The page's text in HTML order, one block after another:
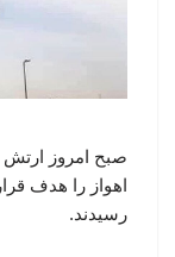
صبح امروز ارتش
اهواز را هدف
رسیدند.